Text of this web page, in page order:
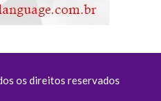
os direitos reservados